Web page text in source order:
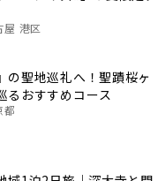
屋 港区
の聖地巡礼へ！聖蹟桜ヶ
るおすすめコース
都